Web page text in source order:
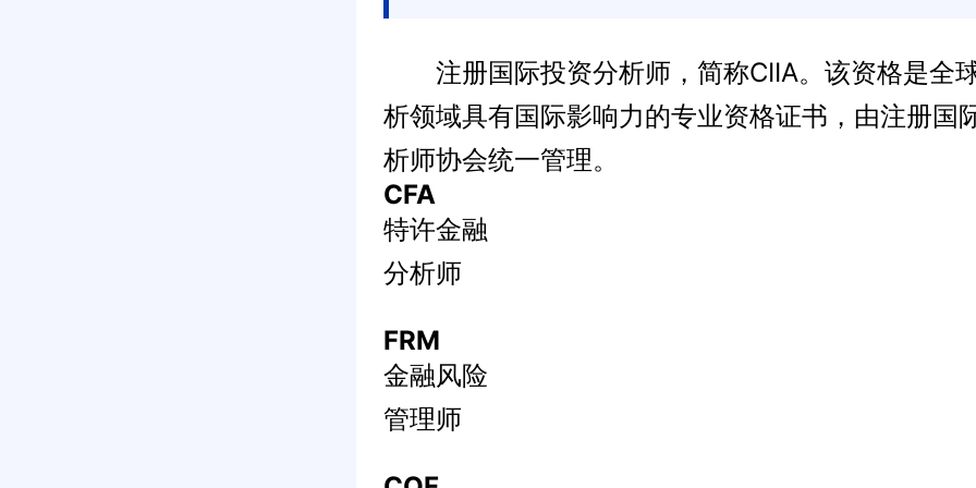
注册国际投资分析师，简称CIIA。该资格是全
析领域具有国际影响力的专业资格证书，由注册国
析师协会统一管理。
CFA
特许金融
分析师
FRM
金融风险
管理师